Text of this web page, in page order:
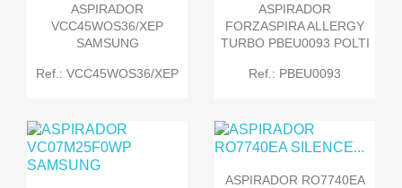
ASPIRADOR
VCC45WOS36/XEP
SAMSUNG
Ref.: VCC45WOS36/XEP
ASPIRADOR
FORZASPIRA ALLERGY
TURBO PBEU0093 POLTI
Ref.: PBEU0093
ASPIRADOR RO7740EA